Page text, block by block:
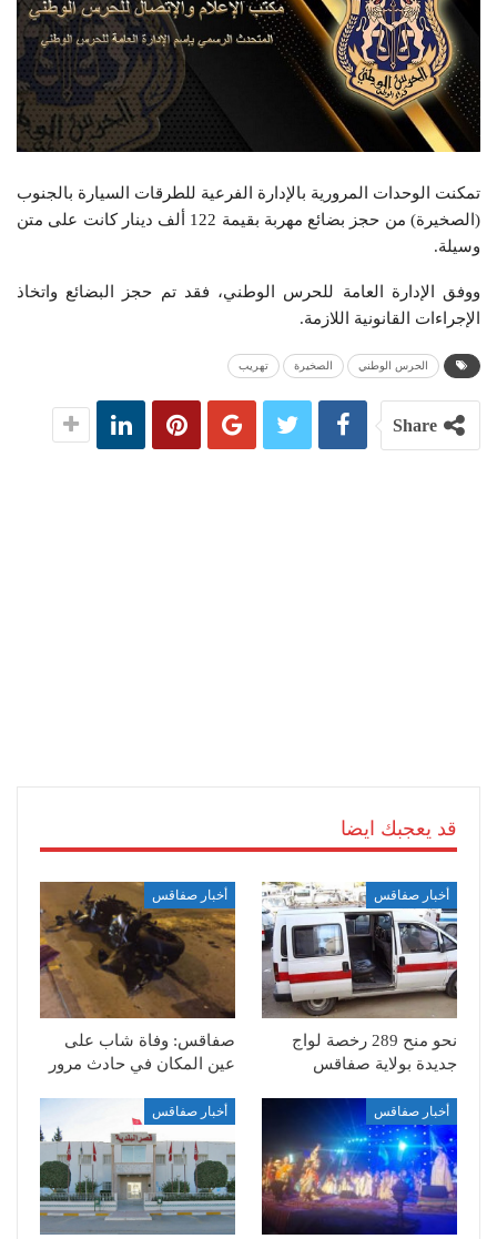
تمكنت الوحدات المرورية بالإدارة الفرعية للطرقات السيارة بالجنوب
(الصخيرة) من حجز بضائع مهربة بقيمة 122 ألف دينار كانت على متن
وسيلة.
ووفق الإدارة العامة للحرس الوطني، فقد تم حجز البضائع واتخاذ
الإجراءات القانونية اللازمة.
الحرس الوطني الصخيرة تهريب
Share
قد يعجبك ايضا
أخبار صفاقس
نحو منح 289 رخصة لواج
جديدة بولاية صفاقس
أخبار صفاقس
صفاقس: وفاة شاب على
عين المكان في حادث مرور
أخبار صفاقس أخبار صفاقس